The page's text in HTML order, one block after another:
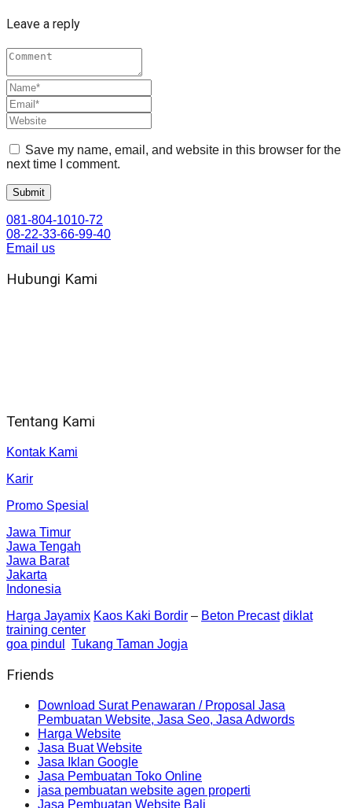
Leave a reply
Save my name, email, and website in this browser for the
next time I comment.
081-804-1010-72
08-22-33-66-99-40
Email us
Hubungi Kami
Tentang Kami
Kontak Kami
Karir
Promo Spesial
Jawa Timur
Jawa Tengah
Jawa Barat
Jakarta
Indonesia
Harga Jayamix Kaos Kaki Bordir – Beton Precast diklat
training center
goa pindul
Tukang Taman Jogja
Friends
Download Surat Penawaran / Proposal Jasa
Pembuatan Website, Jasa Seo, Jasa Adwords
Harga Website
Jasa Buat Website
Jasa Iklan Google
Jasa Pembuatan Toko Online
jasa pembuatan website agen properti
Jasa Pembuatan Website Bali